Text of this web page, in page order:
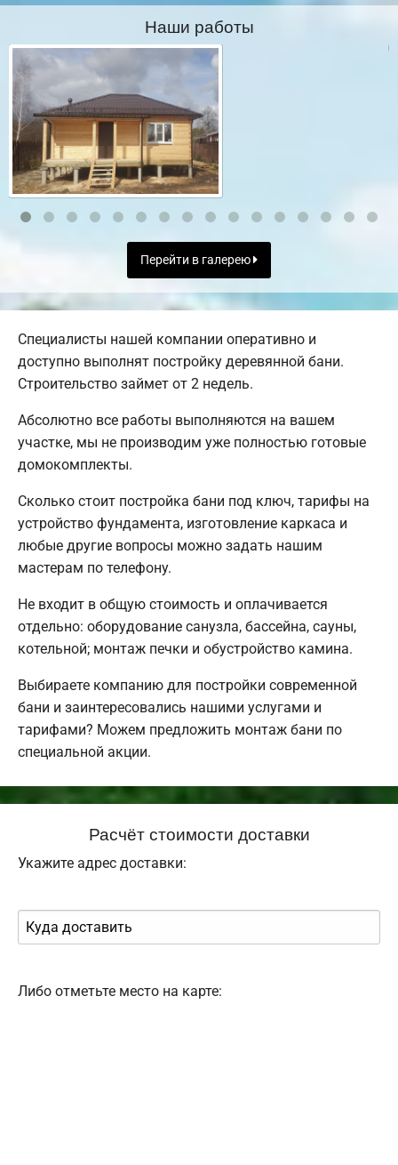
Наши работы
Перейти в галерею
Специалисты нашей компании оперативно и
доступно выполнят постройку деревянной бани.
Строительство займет от 2 недель.
Абсолютно все работы выполняются на вашем
участке, мы не производим уже полностью готовые
домокомплекты.
Сколько стоит постройка бани под ключ, тарифы на
устройство фундамента, изготовление каркаса и
любые другие вопросы можно задать нашим
мастерам по телефону.
Не входит в общую стоимость и оплачивается
отдельно: оборудование санузла, бассейна, сауны,
котельной; монтаж печки и обустройство камина.
Выбираете компанию для постройки современной
бани и заинтересовались нашими услугами и
тарифами? Можем предложить монтаж бани по
специальной акции.
Расчёт стоимости доставки
Укажите адрес доставки:
Либо отметьте место на карте: